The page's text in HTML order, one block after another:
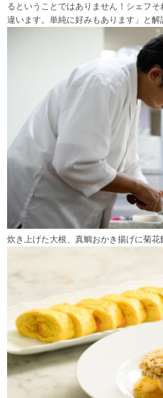
るということではありません！シェフ
違います。単純に好みもあります」と解
炊き上げた大根、真鯛おかき揚げに菊花